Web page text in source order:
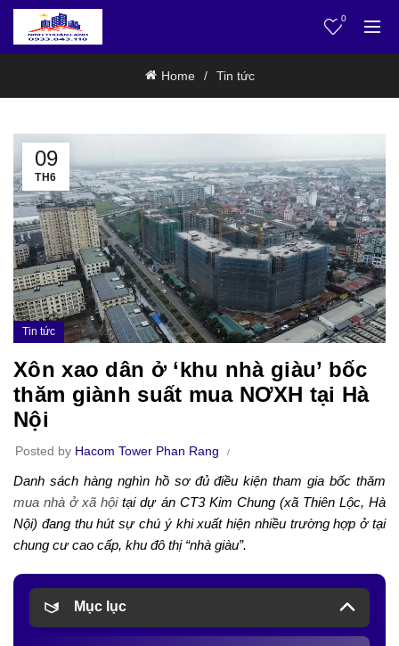
0
Home Tin tức
09
TH6
Tin tức
Xôn xao dân ở ‘khu nhà giàu’ bốc
thăm giành suất mua NƠXH tại Hà
Nội
Posted by Hacom Tower Phan Rang
Danh sách hàng nghìn hồ sơ đủ điều kiện tham gia bốc thăm
mua nhà ở xã hộitại dự án CT3 Kim Chung (xã Thiên Lộc, Hà
Nội) đang thu hút sự chú ý khi xuất hiện nhiều trường hợp ở tại
chung cư cao cấp, khu đô thị “nhà giàu”.
Mục lục